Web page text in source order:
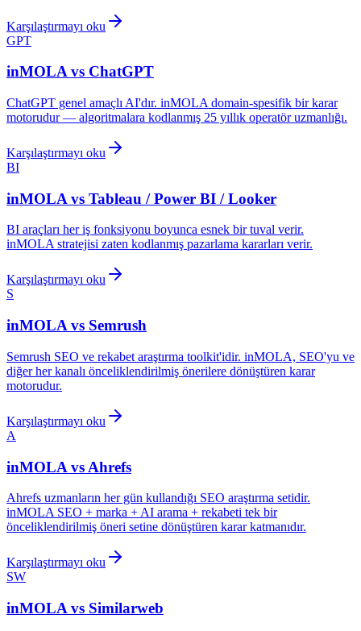
Karşılaştırmayı oku
GPT
inMOLA vs ChatGPT
ChatGPT genel amaçlı AI'dır. inMOLA domain-spesifik bir karar
motorudur — algoritmalara kodlanmış 25 yıllık operatör uzmanlığı.
Karşılaştırmayı oku
BI
inMOLA vs Tableau / Power BI / Looker
BI araçları her iş fonksiyonu boyunca esnek bir tuval verir.
inMOLA stratejisi zaten kodlanmış pazarlama kararları verir.
Karşılaştırmayı oku
S
inMOLA vs Semrush
Semrush SEO ve rekabet araştırma toolkit'idir. inMOLA, SEO'yu ve
diğer her kanalı önceliklendirilmiş önerilere dönüştüren karar
motorudur.
Karşılaştırmayı oku
A
inMOLA vs Ahrefs
Ahrefs uzmanların her gün kullandığı SEO araştırma setidir.
inMOLA SEO + marka + AI arama + rekabeti tek bir
önceliklendirilmiş öneri setine dönüştüren karar katmanıdır.
Karşılaştırmayı oku
SW
inMOLA vs Similarweb